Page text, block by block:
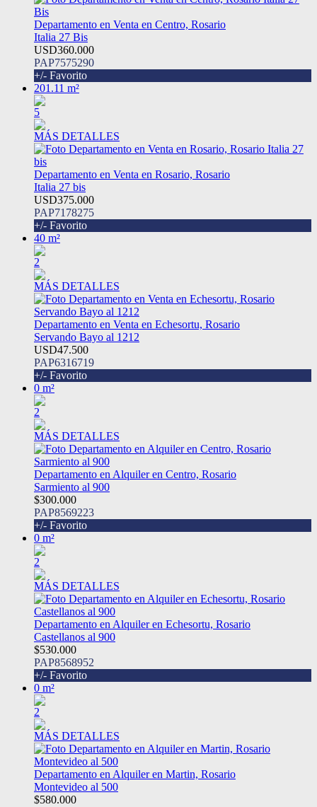
Departamento en Venta en Centro, Rosario
Italia 27 Bis
USD360.000
PAP7575290
+/- Favorito
201.11 m²
5
MÁS DETALLES
Departamento en Venta en Rosario, Rosario
Italia 27 bis
USD375.000
PAP7178275
+/- Favorito
40 m²
2
MÁS DETALLES
Departamento en Venta en Echesortu, Rosario
Servando Bayo al 1212
USD47.500
PAP6316719
+/- Favorito
0 m²
2
MÁS DETALLES
Departamento en Alquiler en Centro, Rosario
Sarmiento al 900
$300.000
PAP8569223
+/- Favorito
0 m²
2
MÁS DETALLES
Departamento en Alquiler en Echesortu, Rosario
Castellanos al 900
$530.000
PAP8568952
+/- Favorito
0 m²
2
MÁS DETALLES
Departamento en Alquiler en Martin, Rosario
Montevideo al 500
$580.000